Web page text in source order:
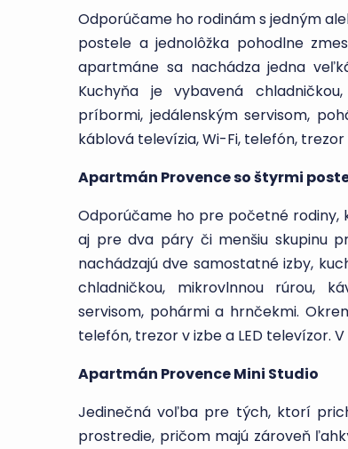
Odporúčame ho rodinám s jedným
postele a jednolôžka pohodlne
apartmáne sa nachádza jedna
Kuchyňa je vybavená
príbormi, jedálenským servisom,
káblová televízia, Wi-Fi, telefón, trezor
Apartmán Provence so štyrmi
Odporúčame ho pre početné rodiny,
aj pre dva páry či menšiu skupinu
nachádzajú dve samostatné izby,
chladničkou, mikrovlnnou rúrou,
servisom, pohármi a hrnčekmi.
telefón, trezor v izbe a LED televízor.
Apartmán Provence Mini Studio
Jedinečná voľba pre tých, ktorí
prostredie, pričom majú zároveň